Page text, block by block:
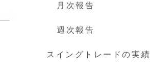
月次報告
週次報告
スイングトレードの実績